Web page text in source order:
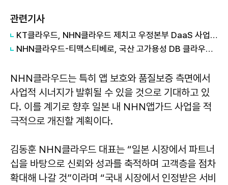
관련기사
KT클라우드, NHN클라우드 제치고 우정본부 DaaS 사업 우선협상대상자
NHN클라우드-티맥스티베로, 국산 고가용성 DB 클라우드서 맞손
NHN클라우드는 특히 앱 보호와 품질보증 측면에서
사업적 시너지가 발휘될 수 있을 것으로 기대하고 있
다. 이를 계기로 향후 일본 내 NHN앱가드 사업을 적
극적으로 개진할 계획이다.
김동훈 NHN클라우드 대표는 “일본 시장에서 파트너
십을 바탕으로 신뢰와 성과를 축적하며 고객층을 점차
확대해 나갈 것”이라며 “국내 시장에서 인정받은 서비